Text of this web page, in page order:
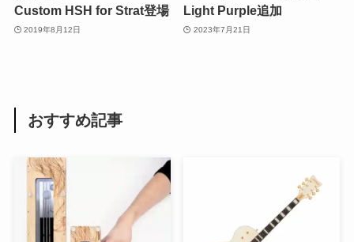
Custom HSH for Strat登場
2019年8月12日
Light Purple追加
2023年7月21日
おすすめ記事